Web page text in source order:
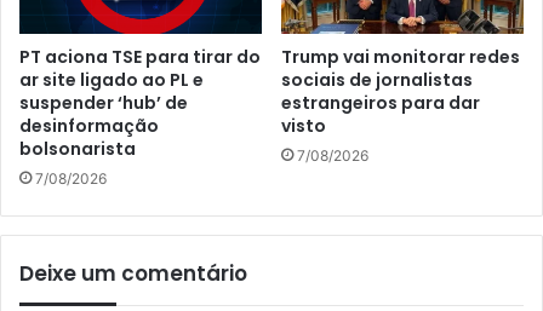
PT aciona TSE para tirar do
ar site ligado ao PL e
suspender ‘hub’ de
desinformação
bolsonarista
7/08/2026
Trump vai monitorar redes
sociais de jornalistas
estrangeiros para dar
visto
7/08/2026
Deixe um comentário